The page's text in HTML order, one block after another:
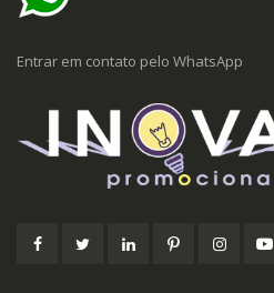
Entrar em contato pelo WhatsApp